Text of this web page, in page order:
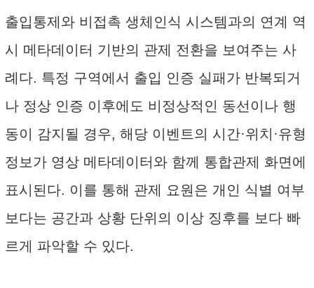
출입통제와 비접촉 생체인식 시스템과의 연계 역
시 메타데이터 기반의 관제 전환을 보여주는 사
례다. 특정 구역에서 출입 인증 실패가 반복되거
나 정상 인증 이후에도 비정상적인 동선이나 행
동이 감지될 경우, 해당 이벤트의 시간·위치·유형
정보가 영상 메타데이터와 함께 통합관제 화면에
표시된다. 이를 통해 관제 요원은 개인 식별 여부
보다는 공간과 상황 단위의 이상 징후를 보다 빠
르게 파악할 수 있다.